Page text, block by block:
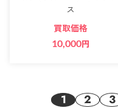
ス
買取価格
10,000円
1 2 3